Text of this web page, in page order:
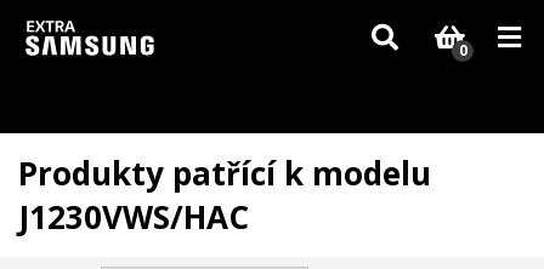
Vzhledem k aktuální situaci se může dodání dílů, které nejsou skladem,
zpozdit. Děkujeme za pochopení.
0
Produkty patřící k modelu
J1230VWS/HAC